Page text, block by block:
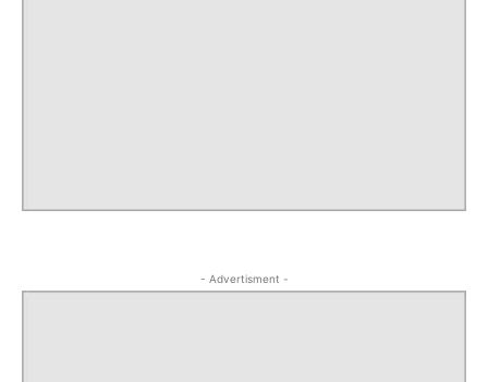
- Advertisment -